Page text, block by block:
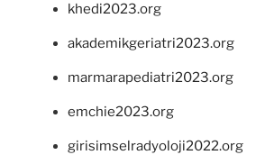
khedi2023.org
akademikgeriatri2023.org
marmarapediatri2023.org
emchie2023.org
girisimselradyoloji2022.org